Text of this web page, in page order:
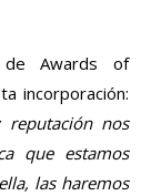
Awards of
incorporación:
nos
que estamos
las haremos